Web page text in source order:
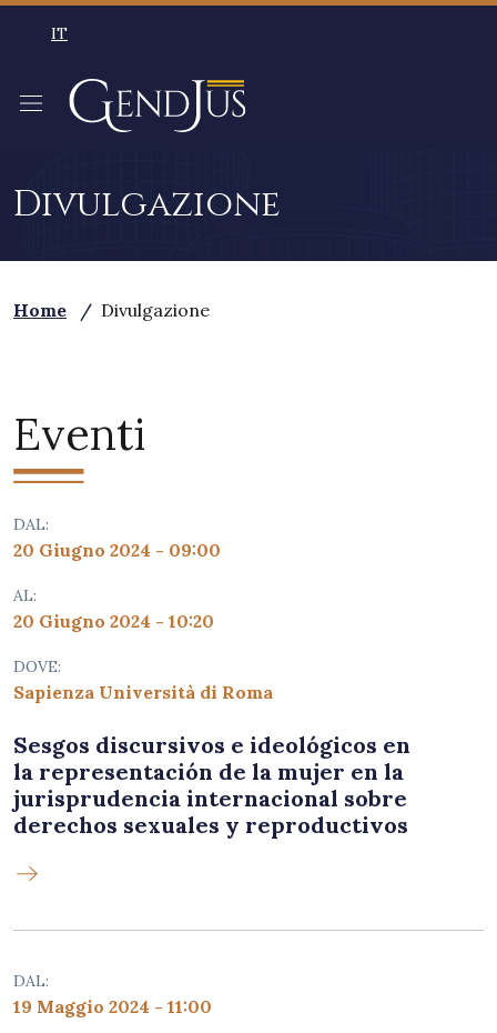
Salta al contenuto principale
SELEZIONE LINGUA: LINGUA SELEZIONATA ITALIAN
IT
Divulgazione
Home / Divulgazione
Eventi
DAL:
20 Giugno 2024 - 09:00
AL:
20 Giugno 2024 - 10:20
DOVE:
Sapienza Università di Roma
Sesgos discursivos e ideológicos en
la representación de la mujer en la
jurisprudencia internacional sobre
derechos sexuales y reproductivos
DAL:
19 Maggio 2024 - 11:00